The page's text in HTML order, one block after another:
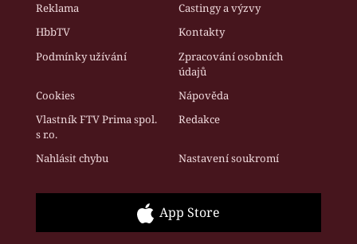
Reklama
Castingy a výzvy
HbbTV
Kontakty
Podmínky užívání
Zpracování osobních
údajů
Cookies
Nápověda
Vlastník FTV Prima spol.
s r.o.
Redakce
Nahlásit chybu Nastavení soukromí
App Store